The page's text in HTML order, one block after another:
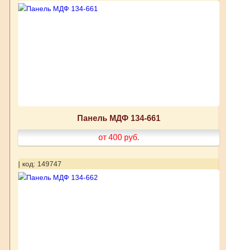
Панель МДФ 134-661
от 400 руб.
| код: 149747